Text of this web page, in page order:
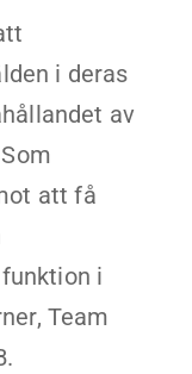
i deras
av
att få
i
Team